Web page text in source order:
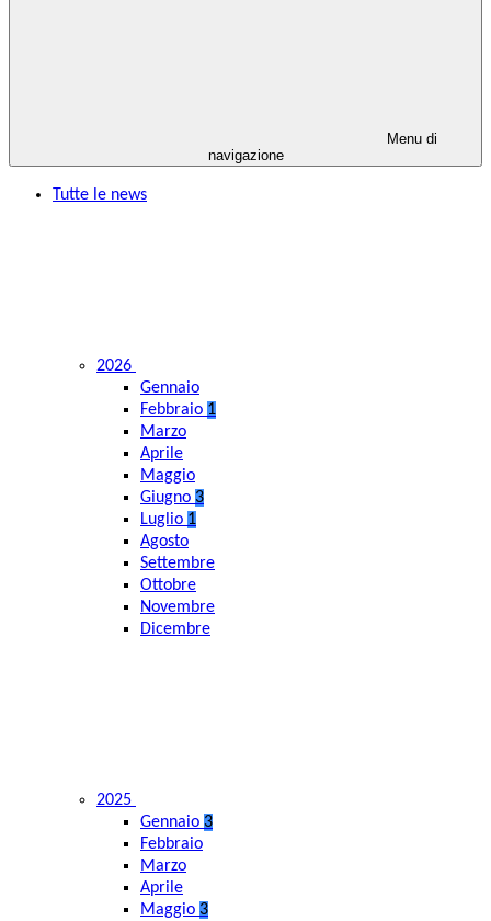
Menu di
navigazione
Tutte le news
2026
Gennaio
Febbraio 1
Marzo
Aprile
Maggio
Giugno 3
Luglio 1
Agosto
Settembre
Ottobre
Novembre
Dicembre
2025
Gennaio 3
Febbraio
Marzo
Aprile
Maggio 3